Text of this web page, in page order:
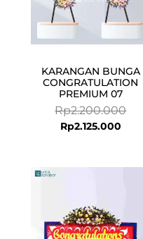
KARANGAN BUNGA
CONGRATULATION
PREMIUM 07
Rp2.200.000
Rp2.125.000